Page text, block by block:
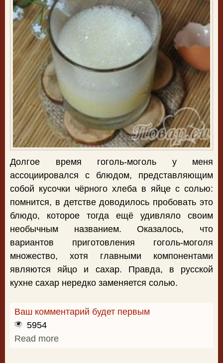
Долгое время гоголь-моголь у меня
ассоциировался с блюдом, представляющим
собой кусочки чёрного хлеба в яйце с солью:
помнится, в детстве доводилось пробовать это
блюдо, которое тогда ещё удивляло своим
необычным названием. Оказалось, что
вариантов приготовления гоголь-моголя
множество, хотя главными компонентами
являются яйцо и сахар. Правда, в русской
кухне сахар нередко заменяется солью.
Ваш комментарий будет первым
5954
Read more